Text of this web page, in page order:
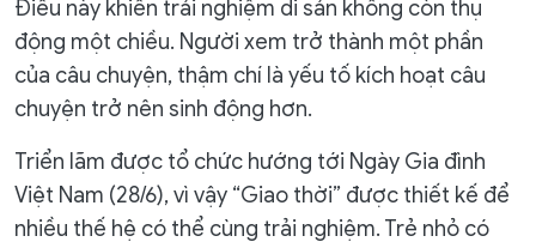
Điều này khiến trải nghiệm di sản không còn thụ
động một chiều. Người xem trở thành một phần
của câu chuyện, thậm chí là yếu tố kích hoạt câu
chuyện trở nên sinh động hơn.
Triển lãm được tổ chức hướng tới Ngày Gia đình
Việt Nam (28/6), vì vậy “Giao thời” được thiết kế để
nhiều thế hệ có thể cùng trải nghiệm. Trẻ nhỏ có